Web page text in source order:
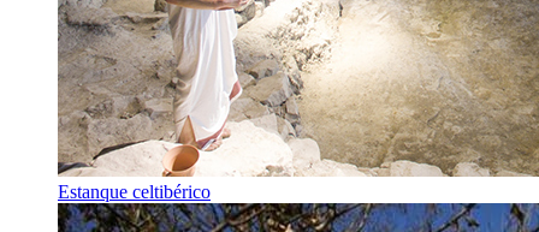
Estanque celtibérico